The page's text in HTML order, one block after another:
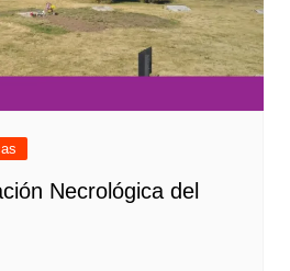
Necrológica del